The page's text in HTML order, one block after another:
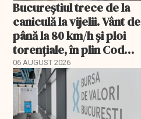
Bucureștiul trece de la
caniculă la vijelii. Vânt de
până la 80 km/h și ploi
torențiale, în plin Cod
portocaliu
06 AUGUST 2026